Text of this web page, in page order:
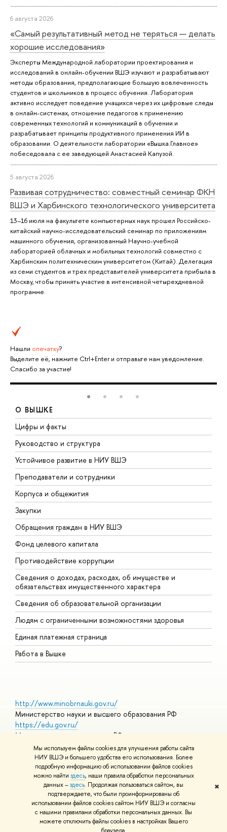
Мы используем файлы cookies для улучшения работы сайта
НИУ ВШЭ и большего удобства его использования. Более
подробную информацию об использовании файлов cookies
можно найти здесь, наши правила обработки персональных
данных –здесь. Продолжая пользоваться сайтом, вы
подтверждаете, что были проинформированы об
использовании файлов cookies сайтом НИУ ВШЭ и согласны
с нашими правилами обработки персональных данных. Вы
можете отключить файлы cookies в настройках Вашего
✖
6 августа 2026
«Самый результативный метод не теряться — делать
хорошие исследования»
Эксперты Международной лаборатории проектирования и
исследований в онлайн-обучении ВШЭ изучают и разрабатывают
методы образования, предполагающие большую вовлеченность
студентов и школьников в процесс обучения. Лаборатория
активно исследует поведение учащихся через их цифровые следы
в онлайн-системах, отношение педагогов к применению
современных технологий и коммуникаций в обучении и
разрабатывает принципы продуктивного применения ИИ в
образовании. О деятельности лаборатории «Вышка.Главное»
побеседовала с ее заведующей Анастасией Капузой.
5 августа 2026
Развивая сотрудничество: совместный семинар ФКН
ВШЭ и Харбинского технологического университета
13–16 июля на факультете компьютерных наук прошел Российско-
китайский научно-исследовательский семинар по приложениям
машинного обучения, организованный Научно-учебной
лабораторией облачных и мобильных технологий совместно с
Харбинским политехническим университетом (Китай). Делегация
из семи студентов и трех представителей университета прибыла в
Москву, чтобы принять участие в интенсивной четырехдневной
программе.
Нашли опечатку?
Выделите её, нажмите Ctrl+Enter и отправьте нам уведомление.
Спасибо за участие!
О ВЫШКЕ
Цифры и факты
Руководство и структура
Устойчивое развитие в НИУ ВШЭ
Преподаватели и сотрудники
Корпуса и общежития
Закупки
Обращения граждан в НИУ ВШЭ
Фонд целевого капитала
Противодействие коррупции
Сведения о доходах, расходах, об имуществе и
обязательствах имущественного характера
Сведения об образовательной организации
Людям с ограниченными возможностями здоровья
Единая платежная страница
Работа в Вышке
http://www.minobrnauki.gov.ru/
Министерство науки и высшего образования РФ
https://edu.gov.ru/
Министерство просвещения РФ
https://elearning.hse.ru/mooc
Массовые открытые онлайн-курсы
© НИУ ВШЭ 1993–2026 Адреса и контактыУсловия
использования материалов Политика конфиденциальности
Шрифты HSE Sans и HSE Slab разработаны вШколе дизайна НИУ